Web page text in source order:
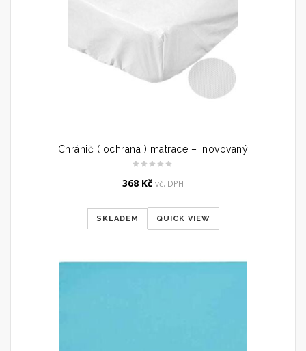
Chránič ( ochrana ) matrace – inovovaný
368 Kč vč. DPH
SKLADEM QUICK VIEW